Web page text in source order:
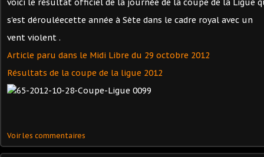
voici le résultat officiel de la journée de la coupe de la Ligue
s'est dérouléecette année à Sète dans le cadre royal avec un
vent violent .
Article paru dans le Midi Libre du 29 octobre 2012
Résultats de la coupe de la ligue 2012
Voir les commentaires